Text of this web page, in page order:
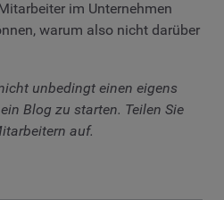
im Unternehmen
warum also nicht darüber
unbedingt einen eigens
Blog zu starten. Teilen Sie
auf.